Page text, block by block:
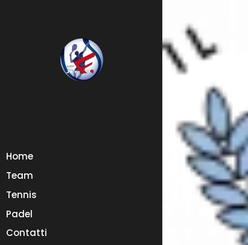
Home
Team
Tennis
Padel
Contatti